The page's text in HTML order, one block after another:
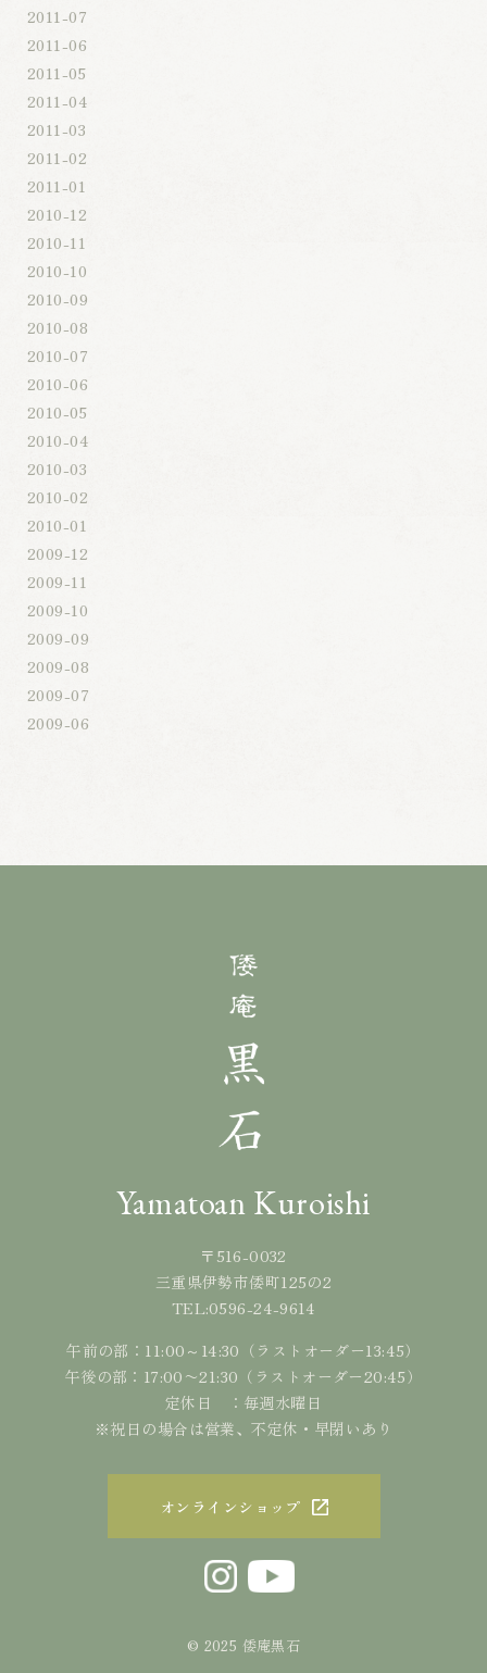
2011-07
2011-06
2011-05
2011-04
2011-03
2011-02
2011-01
2010-12
2010-11
2010-10
2010-09
2010-08
2010-07
2010-06
2010-05
2010-04
2010-03
2010-02
2010-01
2009-12
2009-11
2009-10
2009-09
2009-08
2009-07
2009-06
Yamatoan Kuroishi
〒516-0032
三重県伊勢市倭町125の2
TEL:0596-24-9614
午前の部：11:00～14:30（ラストオーダー13:45）
午後の部：17:00〜21:30（ラストオーダー20:45）
定休日 ：毎週水曜日
※祝日の場合は営業、不定休・早閉いあり
オンラインショップ
© 2025 倭庵黒石